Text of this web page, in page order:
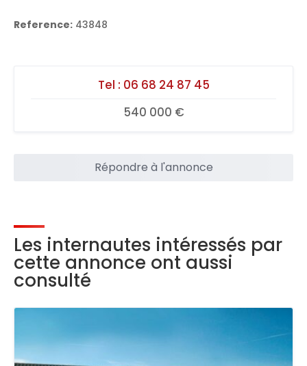
Reference: 43848
Tel : 06 68 24 87 45
540 000 €
Répondre à l'annonce
Les internautes intéressés par
cette annonce ont aussi
consulté